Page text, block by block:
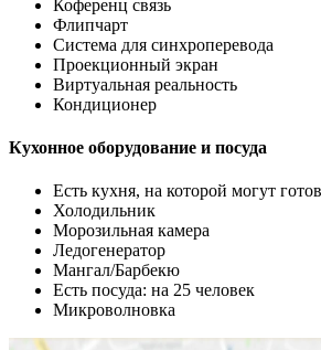
Коференц связь
Флипчарт
Система для синхроперевода
Проекционный экран
Виртуальная реальность
Кондиционер
Кухонное оборудование и посуда
Есть кухня, на которой могут
Холодильник
Морозильная камера
Ледогенератор
Мангал/Барбекю
Есть посуда: на 25 человек
Микроволновка